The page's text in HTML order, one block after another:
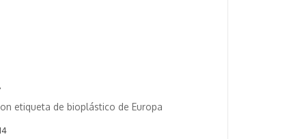
etiqueta de bioplástico de Europa